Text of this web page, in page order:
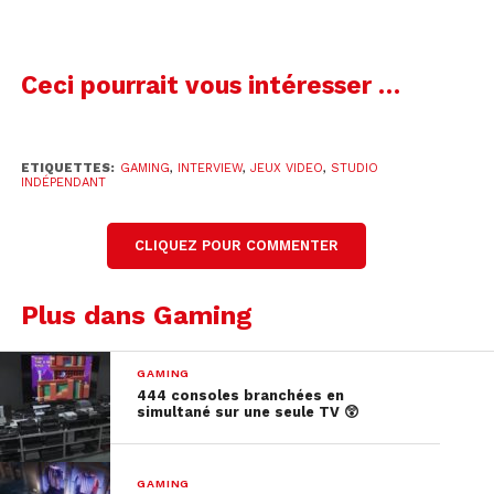
D.A: C’est un jeu de dextérité, de rapidité. Le but,
possible?
B.W: C’est un jeu qui se joue beaucoup sur le score.
Il y a deux manières d’augmenter son score: Soit
être le plus rapide possible, en trouvant des
Ceci pourrait vous intéresser …
ETIQUETTES: GAMING, INTERVIEW, JEUX VIDEO, STUDIO
INDÉPENDANT
CLIQUEZ POUR COMMENTER
Plus dans Gaming
GAMING
444 consoles branchées en
simultané sur une seule TV 😲
GAMING